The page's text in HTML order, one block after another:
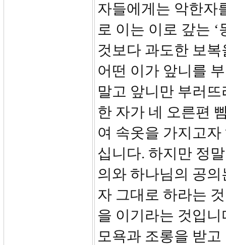
자들에게는 악한자
로 이는 이로 갚는
것보다 과도한 보
어떤 이가 앞니를
말고 앞니만 부러
한 자가 네 오른편
여 속옷을 가지고
십니다. 하지만 정
의와 하나님의 공
자 그대로 하라는
을 이기라는 것입
모욕과 조롱을 받